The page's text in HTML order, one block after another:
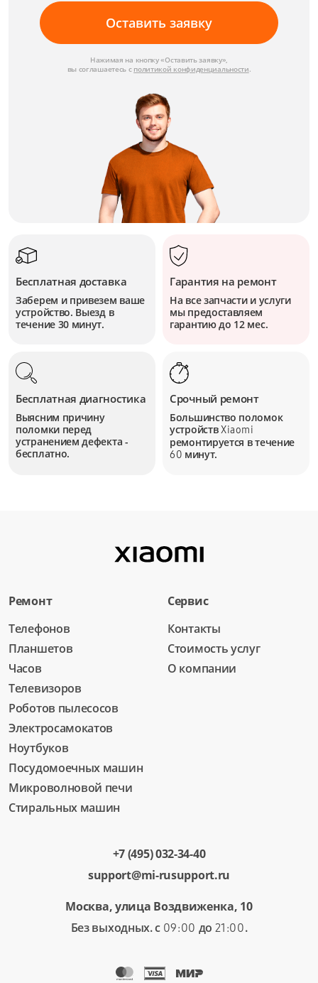
Оставить заявку
Нажимая на кнопку «Оставить заявку»,
вы соглашаетесь с политикой конфиденциальности.
Бесплатная доставка
Заберем и привезем ваше
устройство. Выезд в
течение 30 минут.
Гарантия на ремонт
На все запчасти и услуги
мы предоставляем
гарантию до 12 мес.
Бесплатная диагностика
Выясним причину
поломки перед
устранением дефекта -
бесплатно.
Срочный ремонт
Большинство поломок
устройствXiaomi
ремонтируется в течение
60 минут.
Ремонт
Телефонов
Планшетов
Часов
Телевизоров
Роботов пылесосов
Электросамокатов
Ноутбуков
Посудомоечных машин
Микроволновой печи
Стиральных машин
Сервис
Контакты
Стоимость услуг
О компании
+7 (495) 032-34-40
support@mi-rusupport.ru
Москва, улица Воздвиженка, 10
Без выходных. с 09:00 до 21:00.